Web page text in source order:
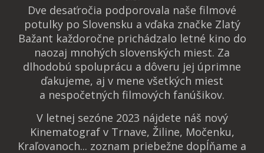
Dve desaťročia podporovala naše filmové
potulky po Slovensku a vďaka značke Zlatý
Bažant každoročne prichádzalo letné kino do
naozaj mnohých slovenských miest. Za
dlhodobú spoluprácu a dôveru jej úprimne
ďakujeme, aj v mene všetkých miest
a nespočetných filmových fanúšikov.
V letnej sezóne 2023 nájdete náš nový
Kinematograf v Trnave, Žiline, Močenku,
Kraľovanoch... zoznam priebežne dopĺňame a